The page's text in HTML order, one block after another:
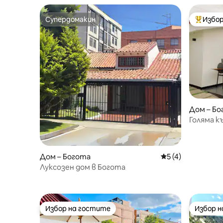
Супердомакин
Супердомакин
Дом – Богота Средна оценка:
5 (4)
Луксозен дом в Богота
Най-
Дом –
Голяма
Избор на гостите
Избор на гостите Избор
Избор